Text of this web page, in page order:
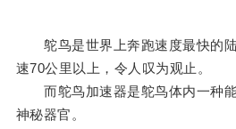
鸵鸟是世界上奔跑速度最快的陆
速70公里以上，令人叹为观止。
而鸵鸟加速器是鸵鸟体内一种能
神秘器官。